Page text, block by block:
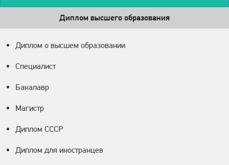
Диплом высшего образования
Диплом о высшем образовании
Специалист
Бакалавр
Магистр
Диплом СССР
Диплом для иностранцев